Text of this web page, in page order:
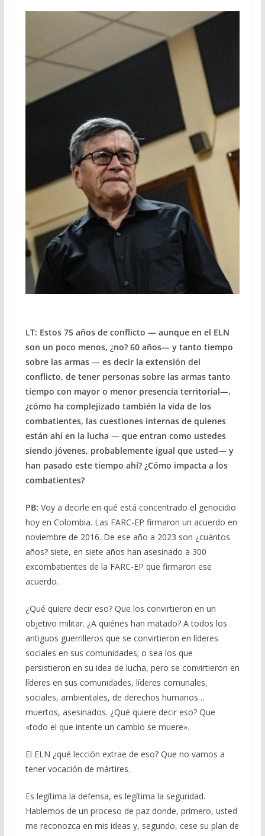
LT: Estos 75 años de conflicto — aunque en el ELN
son un poco menos, ¿no? 60 años— y tanto tiempo
sobre las armas — es decir la extensión del
conflicto, de tener personas sobre las armas tanto
tiempo con mayor o menor presencia territorial—,
¿cómo ha complejizado también la vida de los
combatientes, las cuestiones internas de quienes
están ahí en la lucha — que entran como ustedes
siendo jóvenes, probablemente igual que usted— y
han pasado este tiempo ahí? ¿Cómo impacta a los
combatientes?
PB: Voy a decirle en qué está concentrado el genocidio
hoy en Colombia. Las FARC-EP firmaron un acuerdo en
noviembre de 2016. De ese año a 2023 son ¿cuántos
años? siete, en siete años han asesinado a 300
excombatientes de la FARC-EP que firmaron ese
acuerdo.
¿Qué quiere decir eso? Que los convirtieron en un
objetivo militar. ¿A quiénes han matado? A todos los
antiguos guerrilleros que se convirtieron en líderes
sociales en sus comunidades; o sea los que
persistieron en su idea de lucha, pero se convirtieron en
líderes en sus comunidades, líderes comunales,
sociales, ambientales, de derechos humanos…
muertos, asesinados. ¿Qué quiere decir eso? Que
«todo el que intente un cambio se muere».
El ELN ¿qué lección extrae de eso? Que no vamos a
tener vocación de mártires.
Es legítima la defensa, es legítima la seguridad.
Hablemos de un proceso de paz donde, primero, usted
me reconozca en mis ideas y, segundo, cese su plan de